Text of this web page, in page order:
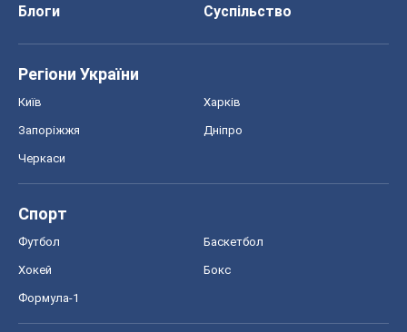
Блоги
Суспільство
Регіони України
Київ Харків
Запоріжжя Дніпро
Черкаси
Спорт
Футбол Баскетбол
Хокей Бокс
Формула-1